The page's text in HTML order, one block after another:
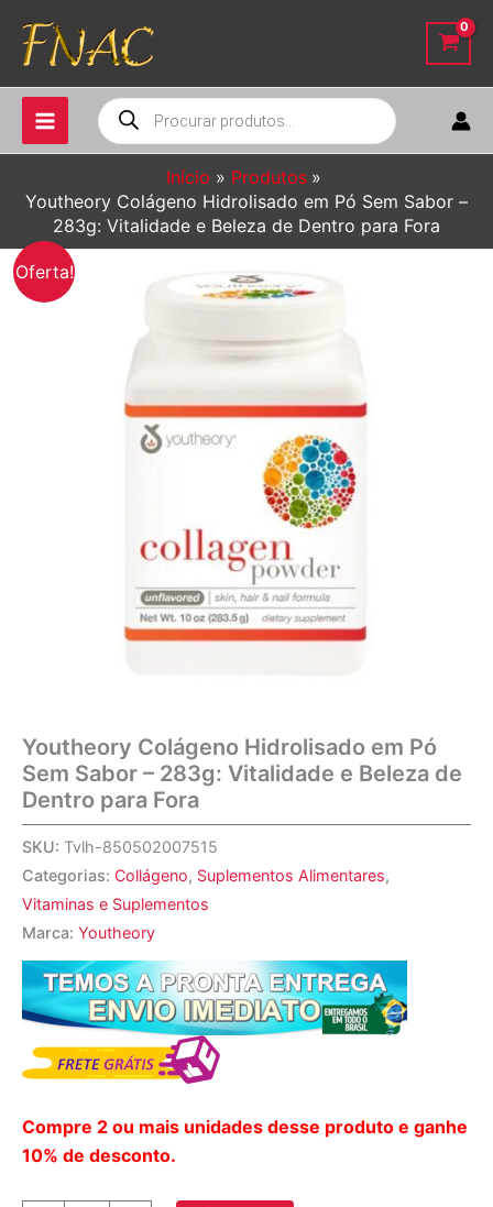
para
conteúdo
Pesquisar
produtos
Início
Produtos
Youtheory Colágeno Hidrolisado em Pó Sem Sabor –
283g: Vitalidade e Beleza de Dentro para Fora
Oferta!
Youtheory Colágeno Hidrolisado em Pó
Sem Sabor – 283g: Vitalidade e Beleza de
Dentro para Fora
SKU: Tvlh-850502007515
Categorias: Collágeno, Suplementos Alimentares,
Vitaminas e Suplementos
Marca: Youtheory
Compre 2 ou mais unidades desse produto e ganhe
10% de desconto.